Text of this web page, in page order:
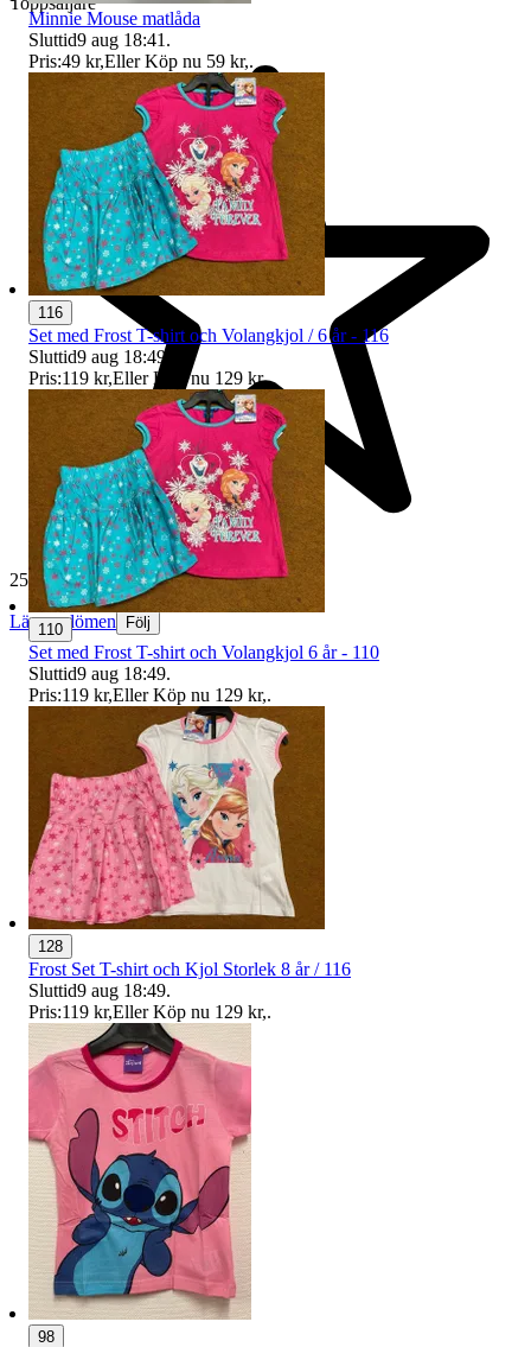
25 824 omdömen
Läs omdömen Följ
Minnie Mouse matlåda
Sluttid9 aug 18:41 .
Pris:49 kr,Eller Köp nu 59 kr,.
116
Set med Frost T-shirt och Volangkjol / 6 år - 116
Sluttid9 aug 18:49
Pris:119 kr,Eller Köp nu 129 kr,.
110
Set med Frost T-shirt och Volangkjol 6 år - 110
Sluttid9 aug 18:49.
Pris:119 kr,Eller Köp nu 129 kr,.
128
Frost Set T-shirt och Kjol Storlek 8 år / 116
Sluttid9 aug 18:49.
Pris:119 kr,Eller Köp nu 129 kr,.
98